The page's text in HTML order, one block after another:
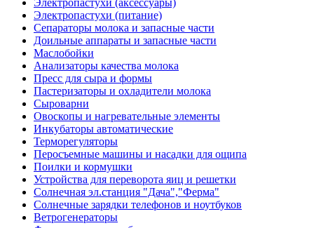
Электропастухи (питание)
Сепараторы молока и запасные части
Доильные аппараты и запасные части
Маслобойки
Анализаторы качества молока
Пресс для сыра и формы
Пастеризаторы и охладители молока
Сыроварни
Овоскопы и нагревательные элементы
Инкубаторы автоматические
Терморегуляторы
Перосъемные машины и насадки для ощипа
Поилки и кормушки
Устройства для переворота яиц и решетки
Солнечная эл.станция "Дача","Ферма"
Солнечные зарядки телефонов и ноутбуков
Ветрогенераторы